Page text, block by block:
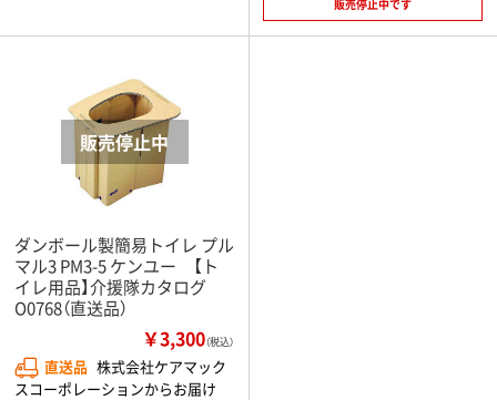
販売停止中です
ダンボール製簡易トイレ プル
マル3 PM3-5 ケンユー 【ト
イレ用品】介援隊カタログ
O0768（直送品）
￥3,300（税込）
直送品 株式会社ケアマック
スコーポレーションからお届け